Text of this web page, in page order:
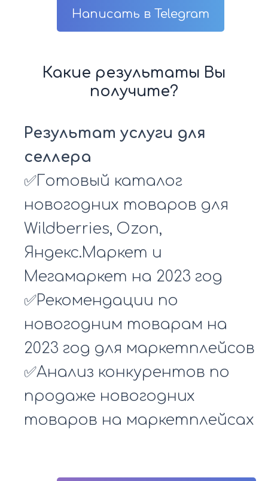
Написать в Telegram
Какие результаты Вы
получите?
Результат услуги для
селлера
✅Готовый каталог
новогодних товаров для
Wildberries, Ozon,
Яндекс.Маркет и
Мегамаркет на 2023 год
✅Рекомендации по
новогодним товарам на
2023 год для маркетплейсов
✅Анализ конкурентов по
продаже новогодних
товаров на маркетплейсах